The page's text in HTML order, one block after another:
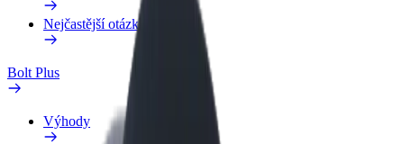
Nejčastější otázky
Bolt Plus
Výhody